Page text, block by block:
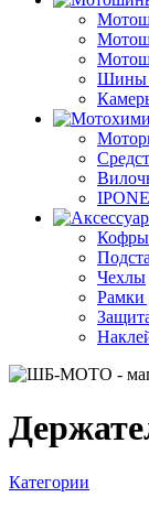
Шины
IPONE
Чехлы
Рамки
Категории